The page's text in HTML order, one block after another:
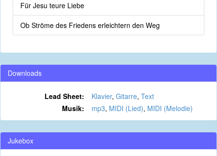
Für Jesu teure Liebe
Ob Ströme des Friedens erleichtern den Weg
Downloads
Lead Sheet: Klavier, Gitarre, Text
Musik:
mp3, MIDI (Lied), MIDI (Melodie)
Jukebox